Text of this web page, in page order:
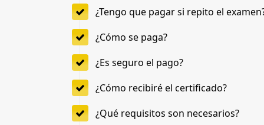
¿Tengo que pagar si repito el
¿Cómo se paga?
¿Es seguro el pago?
¿Cómo recibiré el certificado?
¿Qué requisitos son necesarios?